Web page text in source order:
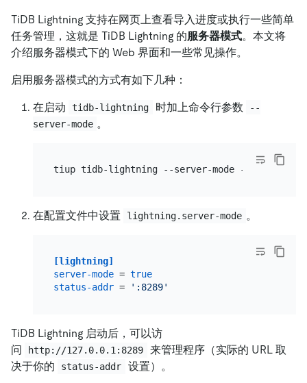
TiDB Lightning 支持在网页上查看导入进度或执行一些简单
任务管理，这就是 TiDB Lightning 的服务器模式。本文将
介绍服务器模式下的 Web 界面和一些常见操作。
启用服务器模式的方式有如下几种：
在启动 tidb-lightning 时加上命令行参数
--
server-mode 。
在配置文件中设置 lightning.server-mode 。
[lightning]
server-mode = true
status-addr = ':8289'
TiDB Lightning 启动后，可以访
问
http://127.0.0.1:8289
来管理程序（实际的 URL 取
决于你的
status-addr 设置）。